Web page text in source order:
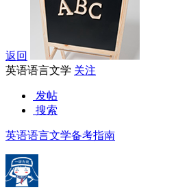
返回
英语语言文学 关注
发帖
搜索
英语语言文学备考指南